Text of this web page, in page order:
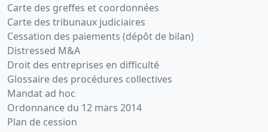
Carte des greffes et coordonnées
Carte des tribunaux judiciaires
Cessation des paiements (dépôt de bilan)
Distressed M&A
Droit des entreprises en difficulté
Glossaire des procédures collectives
Mandat ad hoc
Ordonnance du 12 mars 2014
Plan de cession